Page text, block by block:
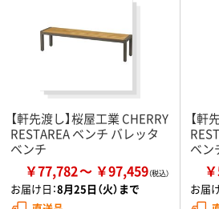
【軒先渡し】桜屋工業 CHERRY
RESTAREA ベンチ バレッタ
ベンチ
￥77,782 ￥97,459
お届け日：8月25日（火）まで
【軒
ベン
お届